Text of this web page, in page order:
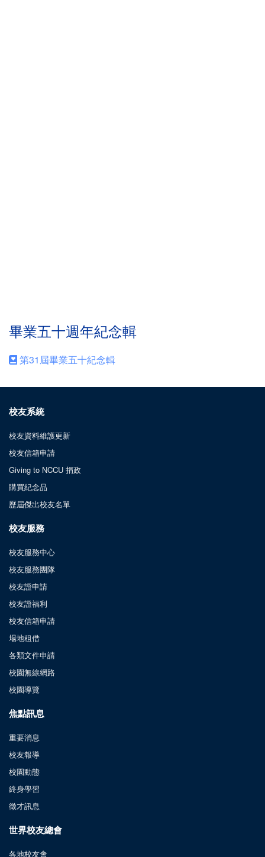
畢業五十週年紀念輯
第31屆畢業五十紀念輯
校友系統
校友資料維護更新
校友信箱申請
Giving to NCCU 捐政
購買紀念品
歷屆傑出校友名單
校友服務
校友服務中心
校友服務團隊
校友證申請
校友證福利
校友信箱申請
場地租借
各類文件申請
校園無線網路
校園導覽
焦點訊息
重要消息
校友報導
校園動態
終身學習
徵才訊息
世界校友總會
各地校友會